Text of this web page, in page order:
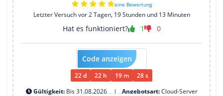
eine Bewertung
Letzter Versuch vor 2 Tagen, 19 Stunden und 13 Minuten
Hat es funktioniert? 1 0
GUTEKÄSE26
Code anzeigen
22d 22 h 19 m 27s
Gültigkeit:Bis 31.08.2026 Angebotsart:Cloud-Server